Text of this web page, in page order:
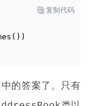
 复制代码
的答案了。只有